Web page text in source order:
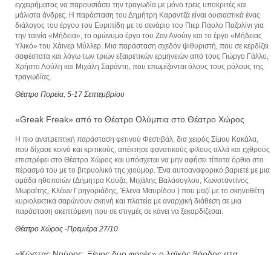
εγχειρήματος να παρουσιάσει την τραγωδία με μόνο τρεις υποκριτές και
μάλιστα άνδρες. Η παράσταση του Δημήτρη Καραντζά είναι ουσιαστικά ένας
διάλογος του έργου του Ευριπίδη με το σενάριο του Πιερ Πάολο Παζολίνι για
την ταινία «Μήδεια», το ομώνυμο έργο του Ζαν Ανούιγ και το έργο «Μήδειας
Υλικό» του Χάινερ Μύλλερ. Μια παράσταση σχεδόν ψιθυριστή, που σε κερδίζει
σαφέστατα και λόγω των τριών εξαιρετικών ερμηνειών από τους Γιώργο Γάλλο,
Χρήστο Λούλη και Μιχάλη Σαράντη, που επωμίζονται όλους τους ρόλους της
τραγωδίας.
Θέατρο Πορεία, 5-17 Σεπτεμβρίου
«Greak Freak» από το Θέατρο Ολύμπια στο Θέατρο Χώρος
Η πιο ανατρεπτική παράσταση φετινού Φεστιβάλ, δια χειρός Σίμου Κακάλα,
που δίχασε κοινό και κριτικούς, απέκτησε φανατικούς φίλους αλλά και εχθρούς
επιστρέφει στο Θέατρο Χώρος και υπόσχεται να μην αφήσει τίποτα όρθιο στο
πέρασμά του με το βιτρυολικό της χιούμορ. Ένα αυτοαναφορικό βαριετέ με μια
ομάδα ηθοποιών (Δήμητρα Κούζα, Μιχάλης Βαλάσογλου, Κωνσταντίνος
Μωραΐτης, Κλέων Γρηγοριάδης, Έλενα Μαυρίδου ) που μαζί με το σκηνοθέτη
κυριολεκτικά σαρώνουν σκηνή και πλατεία με αναρχική διάθεση σε μια
παράσταση σκεπτόμενη που σε στιγμές σε κάνει να ξεκαρδίζεσαι.
Θέατρο Χώρος -Πρεμιέρα 27/10